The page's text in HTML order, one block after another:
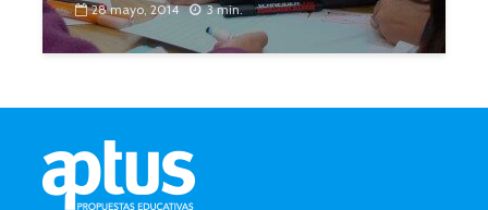
28 mayo, 2014 3 min.